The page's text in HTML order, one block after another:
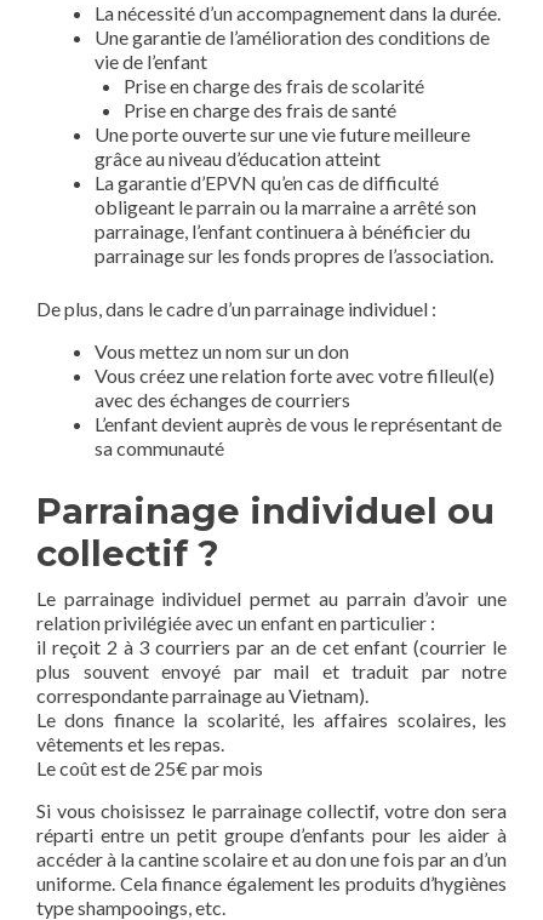
La nécessité d’un accompagnement dans la durée.
Une garantie de l’amélioration des conditions de
vie de l’enfant
Prise en charge des frais de scolarité
Prise en charge des frais de santé
Une porte ouverte sur une vie future meilleure
grâce au niveau d’éducation atteint
La garantie d’EPVN qu’en cas de difficulté
obligeant le parrain ou la marraine a arrêté son
parrainage, l’enfant continuera à bénéficier du
parrainage sur les fonds propres de l’association.
De plus, dans le cadre d’un parrainage individuel :
Vous mettez un nom sur un don
Vous créez une relation forte avec votre filleul(e)
avec des échanges de courriers
L’enfant devient auprès de vous le représentant de
sa communauté
Parrainage individuel ou
collectif ?
Le parrainage individuel permet au parrain d’avoir une
relation privilégiée avec un enfant en particulier :
il reçoit 2 à 3 courriers par an de cet enfant (courrier le
plus souvent envoyé par mail et traduit par notre
correspondante parrainage au Vietnam).
Le dons finance la scolarité, les affaires scolaires, les
vêtements et les repas.
Le coût est de 25€ par mois
Si vous choisissez le parrainage collectif, votre don sera
réparti entre un petit groupe d’enfants pour les aider à
accéder à la cantine scolaire et au don une fois par an d’un
uniforme. Cela finance également les produits d’hygiènes
type shampooings, etc.